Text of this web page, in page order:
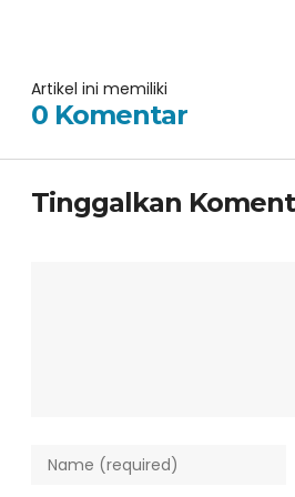
Artikel ini memiliki
0 Komentar
Tinggalkan